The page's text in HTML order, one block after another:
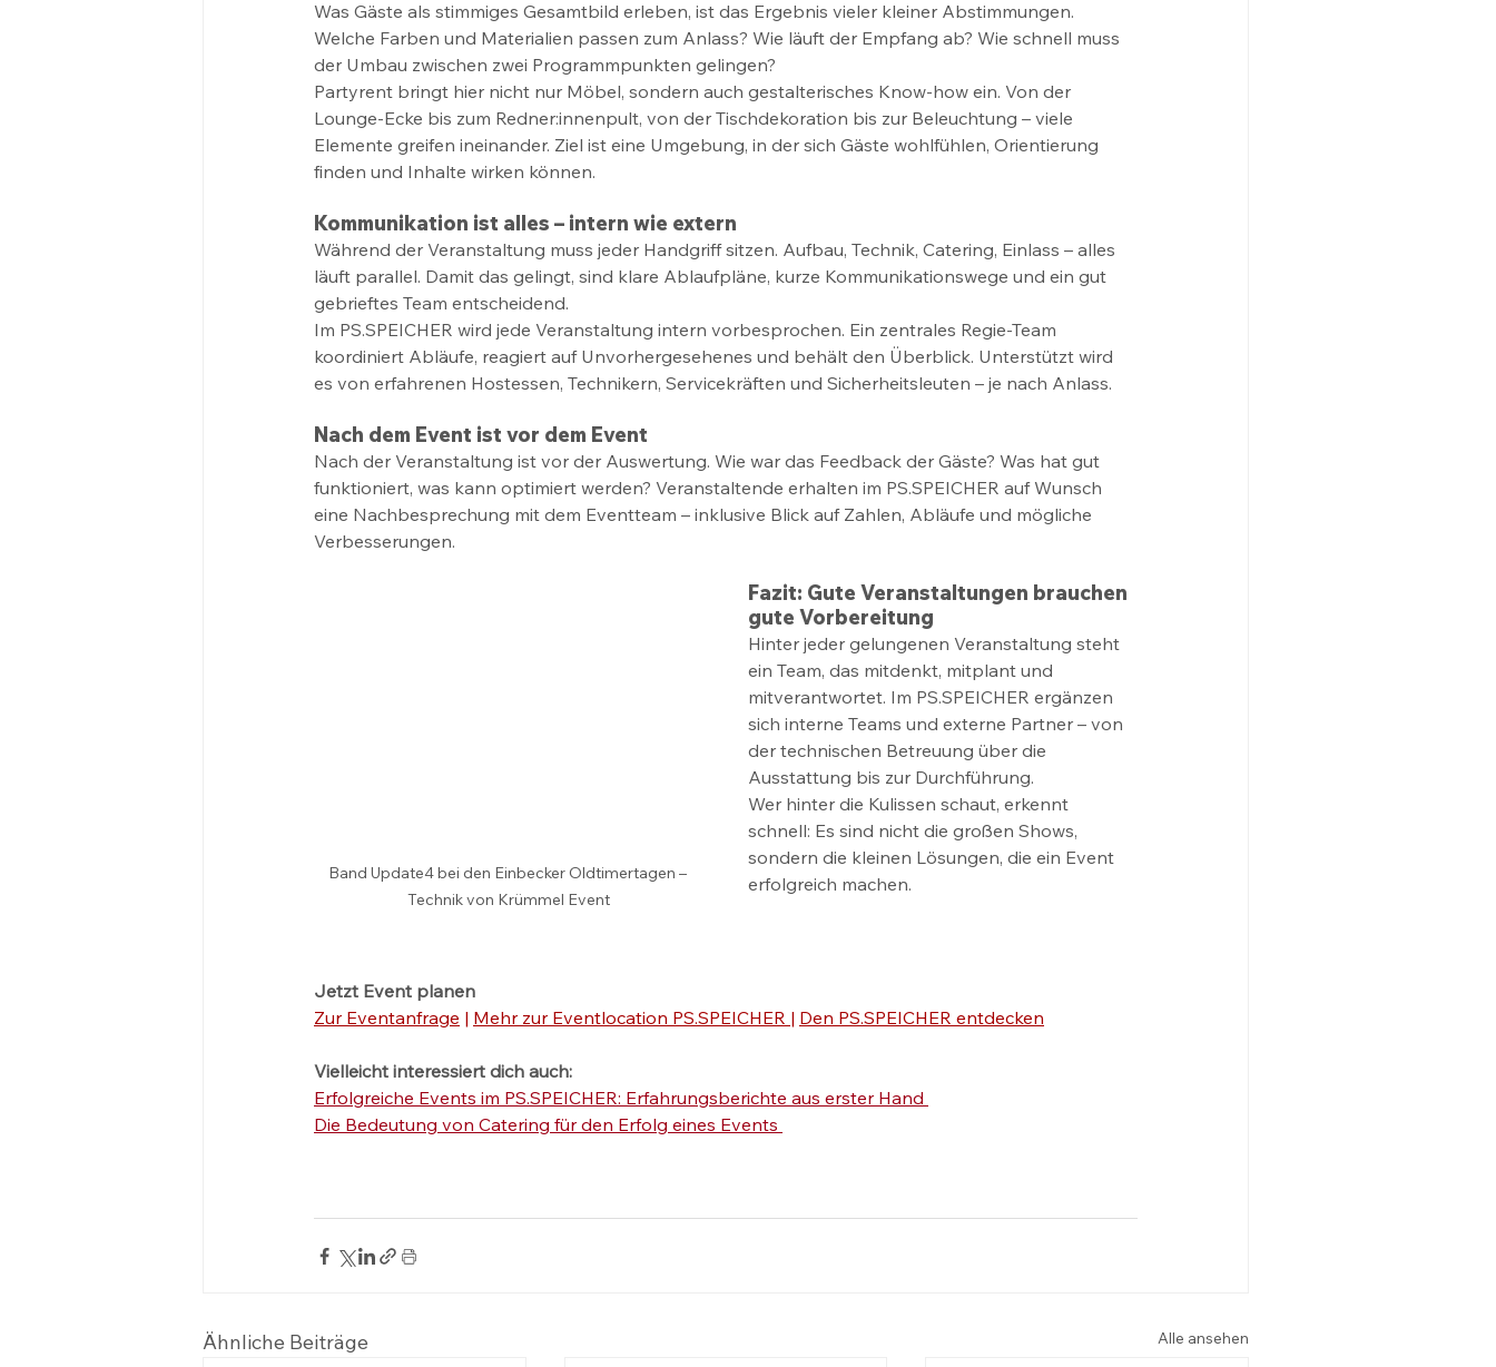
Was Gäste als stimmiges Gesamtbild erleben, ist das Ergebnis vieler kleiner Abstimmungen.
Welche Farben und Materialien passen zum Anlass? Wie läuft der Empfang ab? Wie schnell muss
der Umbau zwischen zwei Programmpunkten gelingen?
Partyrent bringt hier nicht nur Möbel, sondern auch gestalterisches Know-how ein. Von der
Lounge-Ecke bis zum Redner:innenpult, von der Tischdekoration bis zur Beleuchtung – viele
Elemente greifen ineinander. Ziel ist eine Umgebung, in der sich Gäste wohlfühlen, Orientierung
finden und Inhalte wirken können.
Kommunikation ist alles – intern wie extern
Während der Veranstaltung muss jeder Handgriff sitzen. Aufbau, Technik, Catering, Einlass – alles
läuft parallel. Damit das gelingt, sind klare Ablaufpläne, kurze Kommunikationswege und ein gut
gebrieftes Team entscheidend.
Im PS.SPEICHER wird jede Veranstaltung intern vorbesprochen. Ein zentrales Regie-Team
koordiniert Abläufe, reagiert auf Unvorhergesehenes und behält den Überblick. Unterstützt wird
es von erfahrenen Hostessen, Technikern, Servicekräften und Sicherheitsleuten – je nach Anlass.
Nach dem Event ist vor dem Event
Nach der Veranstaltung ist vor der Auswertung. Wie war das Feedback der Gäste? Was hat gut
funktioniert, was kann optimiert werden? Veranstaltende erhalten im PS.SPEICHER auf Wunsch
eine Nachbesprechung mit dem Eventteam – inklusive Blick auf Zahlen, Abläufe und mögliche
Verbesserungen.
Band Update4 bei den Einbecker Oldtimertagen –
Technik von Krümmel Event
Fazit: Gute Veranstaltungen brauchen
gute Vorbereitung
Hinter jeder gelungenen Veranstaltung steht
ein Team, das mitdenkt, mitplant und
mitverantwortet. Im PS.SPEICHER ergänzen
sich interne Teams und externe Partner – von
der technischen Betreuung über die
Ausstattung bis zur Durchführung.
Wer hinter die Kulissen schaut, erkennt
schnell: Es sind nicht die großen Shows,
sondern die kleinen Lösungen, die ein Event
erfolgreich machen.
Jetzt Event planen
Zur Eventanfrage | Mehr zur Eventlocation PS.SPEICHER | Den PS.SPEICHER entdecken
Vielleicht interessiert dich auch:
Erfolgreiche Events im PS.SPEICHER: Erfahrungsberichte aus erster Hand
Die Bedeutung von Catering für den Erfolg eines Events
Ähnliche Beiträge Alle ansehen